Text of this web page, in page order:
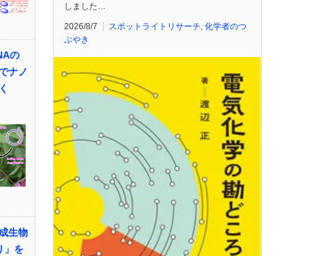
の
ナノ
生物
」を
しました…
2026/8/7 スポットライトリサーチ 化学者のつ
ぶやき